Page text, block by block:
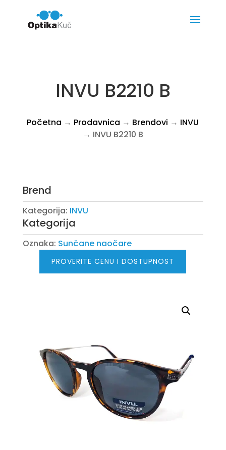
INVU B2210 B
Početna → Prodavnica → Brendovi → INVU
→ INVU B2210 B
Brend
Kategorija: INVU
Kategorija
Oznaka: Sunčane naočare
PROVERITE CENU I DOSTUPNOST